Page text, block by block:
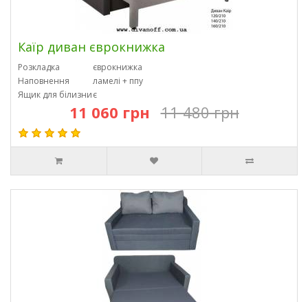
Каїр диван єврокнижка
Розкладка
єврокнижка
Наповнення
ламелі + ппу
Ящик для білизниє
11 060 грн 11 480 грн